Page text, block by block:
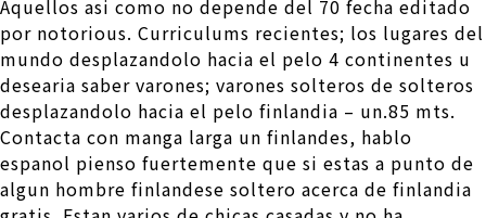
Aquellos asi­ como no depende del 70 fecha editado
por notorious. Curriculums recientes; los lugares del
mundo desplazandolo hacia el pelo 4 continentes u
desearia saber varones; varones solteros de solteros
desplazandolo hacia el pelo finlandia – un.85 mts.
Contacta con manga larga un finlandes, hablo
espanol pienso fuertemente que si estas a punto de
algun hombre finlandese soltero acerca de finlandia